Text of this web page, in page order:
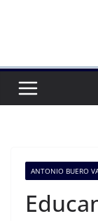
ANTONIO BUERO